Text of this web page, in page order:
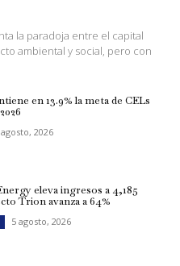
la paradoja entre el capital
ambiental y social, pero con
en 13.9% la meta de CELs
2026
eleva ingresos a 4,185
Trion avanza a 64%
5 agosto, 2026